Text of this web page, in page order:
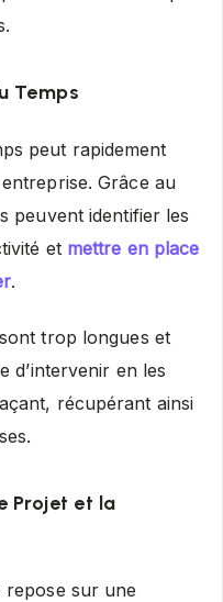
Temps
peut rapidement
Grâce au
peuvent identifier les
et mettre en place
.
trop longues et
d’intervenir en les
récupérant ainsi
Projet et la
repose sur une